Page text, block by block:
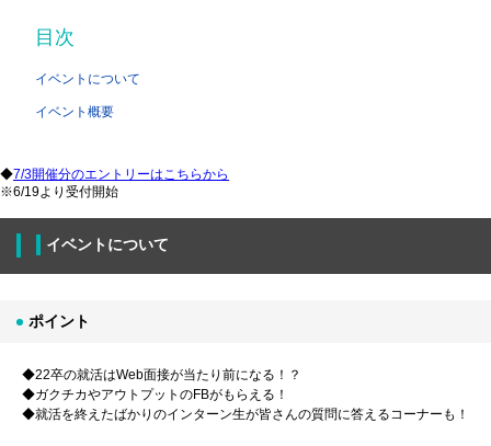
目次
イベントについて
イベント概要
◆7/3開催分のエントリーはこちらから
※6/19より受付開始
イベントについて
ポイント
◆22卒の就活はWeb面接が当たり前になる！？
◆ガクチカやアウトプットのFBがもらえる！
◆就活を終えたばかりのインターン生が皆さんの質問に答えるコーナーも！